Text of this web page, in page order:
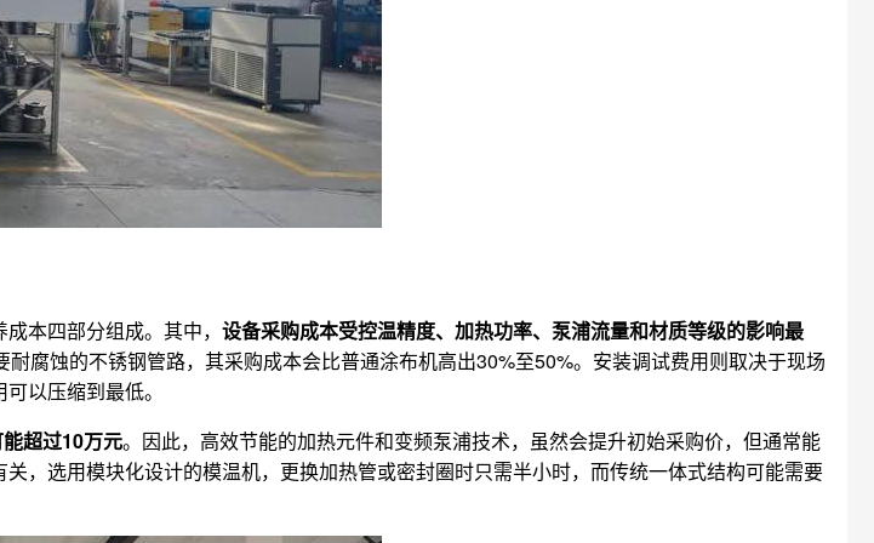
本四部分组成。其中， 设备采购成本受控温精度、加热功率、泵浦流量和材质等级的影响最
腐蚀的不锈钢管路，其采购成本会比普通涂布机高出30%至50%。安装调试费用则取决于现场
以压缩到最低。
超过10万元。因此，高效节能的加热元件和变频泵浦技术，虽然会提升初始采购价，但通常能
，选用模块化设计的模温机，更换加热管或密封圈时只需半小时，而传统一体式结构可能需要